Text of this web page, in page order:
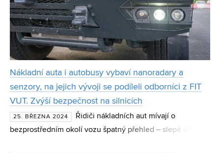
Nákladní auta i autobusy vybaví nanoradary a
senzory, na jejich vývoji se podíleli odborníci z FIT
VUT. Zvýší bezpečnost na silnicích
25. BŘEZNA 2024
Řidiči nákladních aut mívají o
bezprostředním okolí vozu špatný přehled – slepé úhly jim